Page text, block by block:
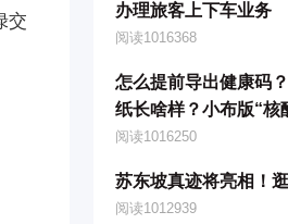
交
办理旅客上下车业务
阅读1016368
怎么提前导出健康码
纸长啥样？小布版“核
阅读1016250
苏东坡真迹将亮相！
阅读1012939